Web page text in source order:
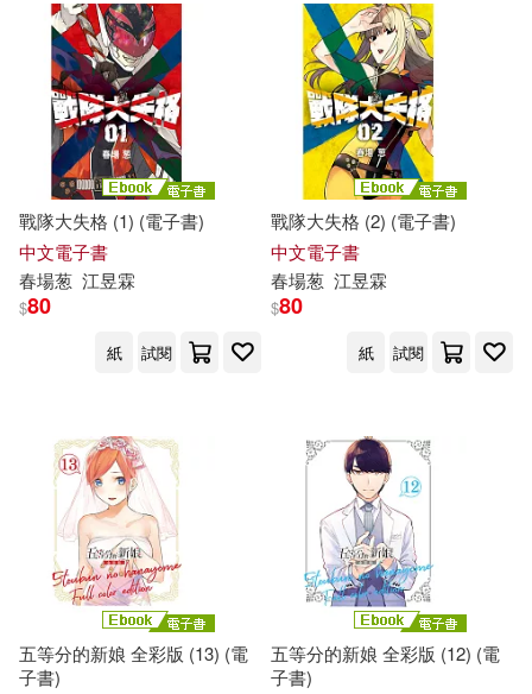
戰隊大失格 (1) (電子書)
中文電子書
春場葱 江昱霖
$80
紙 試閱
戰隊大失格 (2) (電子書)
中文電子書
春場葱 江昱霖
$80
紙 試閱
五等分的新娘 全彩版 (13) (電
子書)
五等分的新娘 全彩版 (12) (電
子書)